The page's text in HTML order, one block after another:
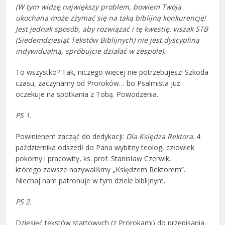
(W tym widzę największy problem, bowiem Twoja
ukochana może zżymać się na taką biblijną konkurencję!
Jest jednak sposób, aby rozwiązać i tę kwestię: wszak STB
(Siedemdziesiąt Tekstów Biblijnych) nie jest dyscypliną
indywidualną, spróbujcie działać w zespole).
To wszystko? Tak, niczego więcej nie potrzebujesz! Szkoda
czasu, zaczynamy od Proroków… bo Psalmista już
oczekuje na spotkania z Tobą. Powodzenia.
PS 1.
Powinienem zacząć do dedykacji: Dla Księdza Rektora. 4
października odszedł do Pana wybitny teolog, człowiek
pokorny i pracowity, ks. prof. Stanisław Czerwik,
którego zawsze nazywaliśmy „Księdzem Rektorem”.
Niechaj nam patronuje w tym dziele biblijnym.
PS 2.
Dziesięć tekstów startowych (z Prorokami) do przepisania